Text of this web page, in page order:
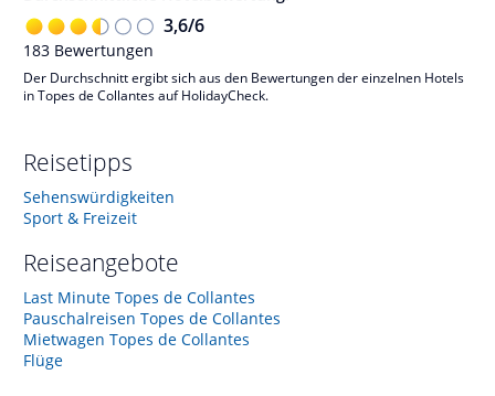
3,6/6
183 Bewertungen
Der Durchschnitt ergibt sich aus den Bewertungen der einzelnen Hotels
in Topes de Collantes auf HolidayCheck.
Reisetipps
Sehenswürdigkeiten
Sport & Freizeit
Reiseangebote
Last Minute Topes de Collantes
Pauschalreisen Topes de Collantes
Mietwagen Topes de Collantes
Flüge